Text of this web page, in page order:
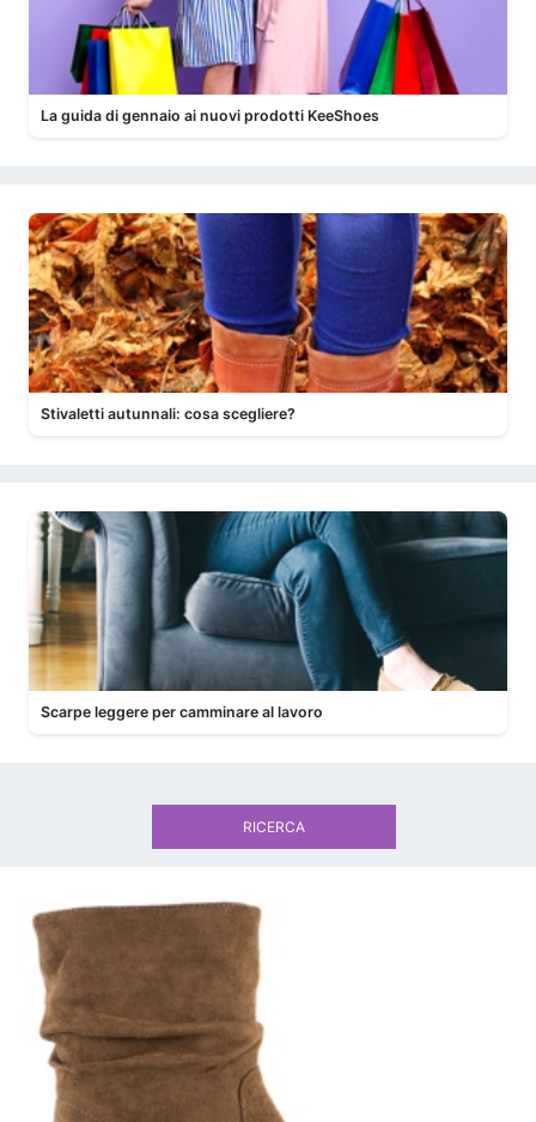
La guida di gennaio ai nuovi prodotti KeeShoes
Stivaletti autunnali: cosa scegliere?
Scarpe leggere per camminare al lavoro
RICERCA